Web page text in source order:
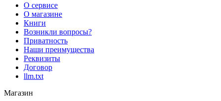
О сервисе
О магазине
Книги
Возникли вопросы?
Приватность
Наши преимущества
Реквизиты
Договор
llm.txt
Магазин